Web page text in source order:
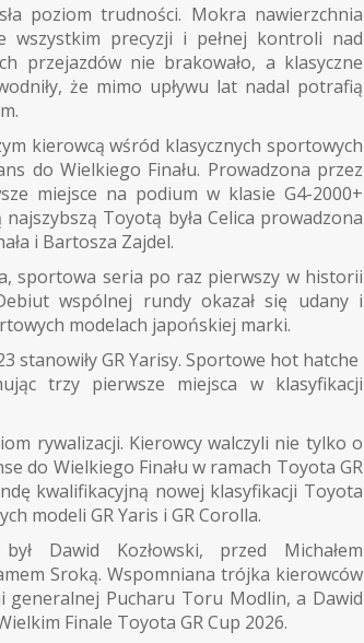
poziom trudności. Mokra nawierzchnia
wszystkim precyzji i pełnej kontroli nad
przejazdów nie brakowało, a klasyczne
że mimo upływu lat nadal potrafią
kierowcą wśród klasycznych sportowych
do Wielkiego Finału. Prowadzona przez
miejsce na podium w klasie G4-2000+
Toyotą była Celica prowadzona
i Bartosza Zajdel.
sportowa seria po raz pierwszy w historii
wspólnej rundy okazał się udany i
modelach japońskiej marki.
stanowiły GR Yarisy. Sportowe hot hatche
trzy pierwsze miejsca w klasyfikacji
rywalizacji. Kierowcy walczyli nie tylko o
do Wielkiego Finału w ramach Toyota GR
kwalifikacyjną nowej klasyfikacji Toyota
modeli GR Yaris i GR Corolla.
Dawid Kozłowski, przed Michałem
Sroką. Wspomniana trójka kierowców
generalnej Pucharu Toru Modlin, a Dawid
Finale Toyota GR Cup 2026.